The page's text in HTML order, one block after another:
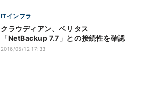
ITインフラ
クラウディアン、ベリタス
「NetBackup 7.7」との接続性を確認
2016/05/12 17:33